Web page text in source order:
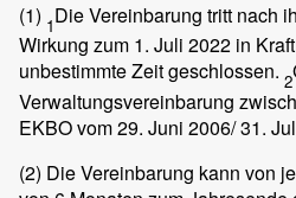
(1) 1Die Vereinbarung tritt nach
Wirkung zum 1. Juli 2022 in
unbestimmte Zeit geschlossen. 2
Verwaltungsvereinbarung
EKBO vom 29. Juni 2006/ 31.
(2) Die Vereinbarung kann von